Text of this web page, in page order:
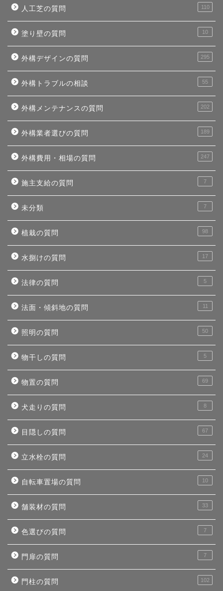
人工芝の質問 110
塗り壁の質問 10
外構デザインの質問 295
外構トラブルの相談 55
外構メンテナンスの質問 202
外構業者選びの質問 189
外構費用・相場の質問 247
施主支給の質問 7
未分類 7
植栽の質問 98
水捌けの質問 17
法律の質問 5
法面・傾斜地の質問 11
照明の質問 50
物干しの質問 5
物置の質問 69
犬走りの質問 8
目隠しの質問 67
立水栓の質問 24
自転車置場の質問 10
舗装材の質問 33
色選びの質問 7
門扉の質問 7
門柱の質問 102